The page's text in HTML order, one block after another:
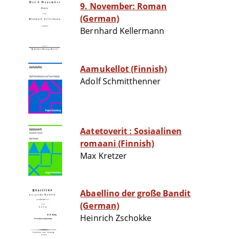
9. November: Roman
(German)
Bernhard Kellermann
Aamukellot (Finnish)
Adolf Schmitthenner
Aatetoverit : Sosiaalinen
romaani (Finnish)
Max Kretzer
Abaellino der große Bandit
(German)
Heinrich Zschokke